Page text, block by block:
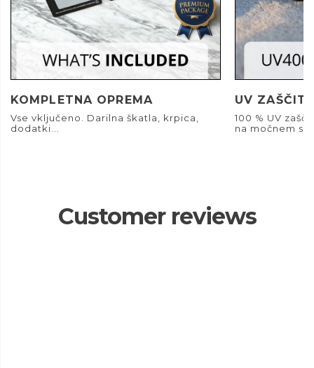
KOMPLETNA OPREMA
Vse vključeno. Darilna škatla, krpica,
dodatki...
UV
100 % UV
na močnem
Customer reviews